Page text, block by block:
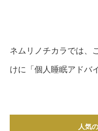
ネムリノチカラでは、
けに「個人睡眠アドバ
人気